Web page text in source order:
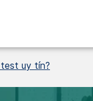
uy tín?